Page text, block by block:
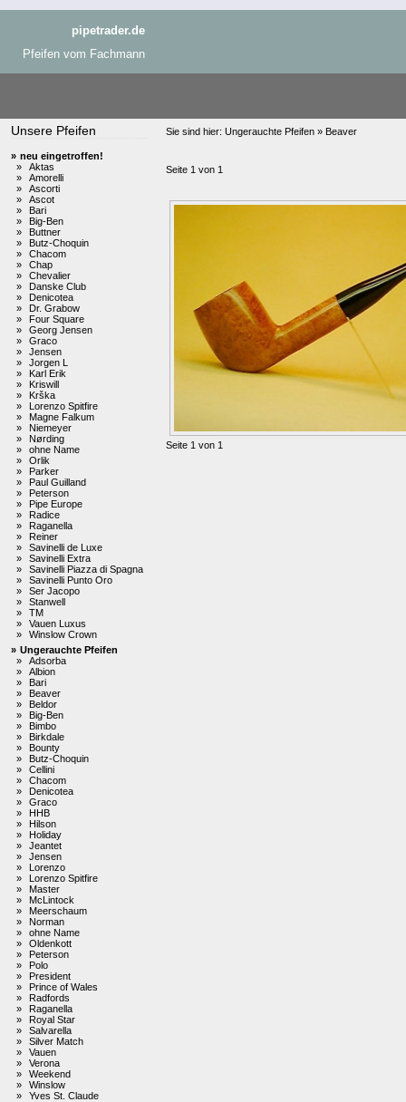
pipetrader.de
Pfeifen vom Fachmann
Unsere Pfeifen
» neu eingetroffen!
»
Aktas
»
Amorelli
»
Ascorti
»
Ascot
»
Bari
»
Big-Ben
»
Buttner
»
Butz-Choquin
»
Chacom
»
Chap
»
Chevalier
»
Danske Club
»
Denicotea
»
Dr. Grabow
»
Four Square
»
Georg Jensen
»
Graco
»
Jensen
»
Jorgen L
»
Karl Erik
»
Kriswill
»
Krška
»
Lorenzo Spitfire
»
Magne Falkum
»
Niemeyer
»
Nørding
»
ohne Name
»
Orlik
»
Parker
»
Paul Guilland
»
Peterson
»
Pipe Europe
»
Radice
»
Raganella
»
Reiner
»
Savinelli de Luxe
»
Savinelli Extra
»
Savinelli Piazza di Spagna
»
Savinelli Punto Oro
»
Ser Jacopo
»
Stanwell
»
TM
»
Vauen Luxus
»
Winslow Crown
» Ungerauchte Pfeifen
»
Adsorba
»
Albion
»
Bari
»
Beaver
»
Beldor
»
Big-Ben
»
Bimbo
»
Birkdale
»
Bounty
»
Butz-Choquin
»
Cellini
»
Chacom
»
Denicotea
»
Graco
»
HHB
»
Hilson
»
Holiday
»
Jeantet
»
Jensen
»
Lorenzo
»
Lorenzo Spitfire
»
Master
»
McLintock
»
Meerschaum
»
Norman
»
ohne Name
»
Oldenkott
»
Peterson
»
Polo
»
President
»
Prince of Wales
»
Radfords
»
Raganella
»
Royal Star
»
Salvarella
»
Silver Match
»
Vauen
»
Verona
»
Weekend
»
Winslow
»
Yves St. Claude
Sie sind hier: Ungerauchte Pfeifen » Beaver
Seite 1 von 1
Seite 1 von 1